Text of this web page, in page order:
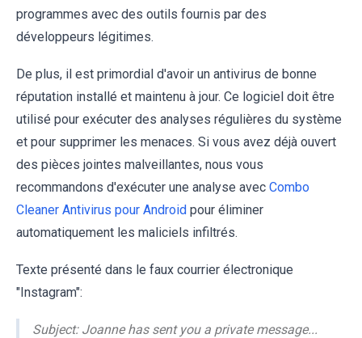
programmes avec des outils fournis par des
développeurs légitimes.
De plus, il est primordial d'avoir un antivirus de bonne
réputation installé et maintenu à jour. Ce logiciel doit être
utilisé pour exécuter des analyses régulières du système
et pour supprimer les menaces. Si vous avez déjà ouvert
des pièces jointes malveillantes, nous vous
recommandons d'exécuter une analyse avec Combo
Cleaner Antivirus pour Android pour éliminer
automatiquement les maliciels infiltrés.
Texte présenté dans le faux courrier électronique
"Instagram":
Subject: Joanne has sent you a private message...